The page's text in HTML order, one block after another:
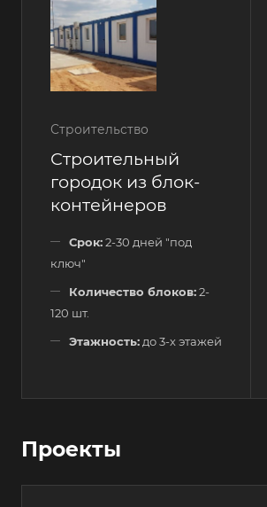
Строительство
Строительный
городок из блок-
контейнеров
Срок:2-30 дней "под
ключ"
Количество блоков:2-
120 шт.
Этажность: до 3-х этажей
Проекты